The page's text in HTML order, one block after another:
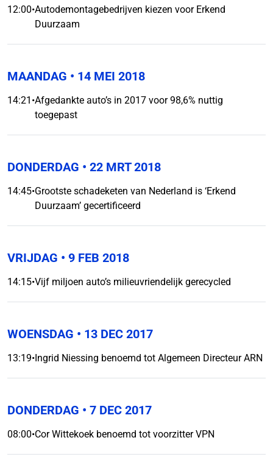
12:00•Autodemontagebedrijven kiezen voor Erkend
Duurzaam
MAANDAG • 14 MEI 2018
14:21 •Afgedankte auto’s in 2017 voor 98,6% nuttig
toegepast
DONDERDAG • 22 MRT 2018
14:45•Grootste schadeketen van Nederland is ‘Erkend
Duurzaam’ gecertificeerd
VRIJDAG • 9 FEB 2018
14:15•Vijf miljoen auto’s milieuvriendelijk gerecycled
WOENSDAG • 13 DEC 2017
13:19•Ingrid Niessing benoemd tot Algemeen Directeur ARN
DONDERDAG • 7 DEC 2017
08:00•Cor Wittekoek benoemd tot voorzitter VPN